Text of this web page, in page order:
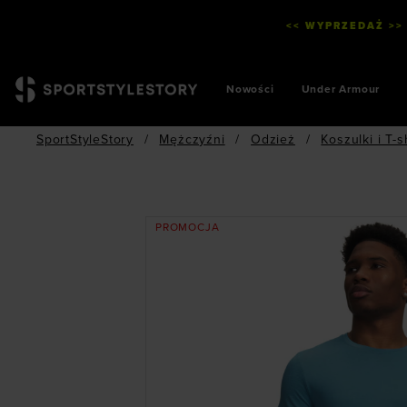
<< WYPRZEDAŻ
Nowości Under Armour
SportStyleStory / Mężczyźni / Odzież / Koszulki i T-
PROMOCJA